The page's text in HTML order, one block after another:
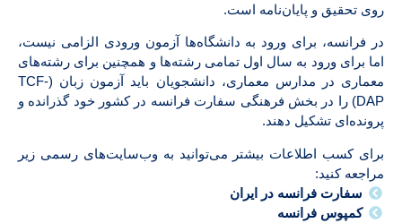
روی تحقیق و پایان‌نامه است.
در فرانسه، برای ورود به دانشگاه‌ها آزمون ورودی الزامی نیست،
اما برای ورود به سال اول تمامی رشته‌ها و همچنین برای رشته‌های
معماری در مدارس معماری، دانشجویان باید آزمون زبان (TCF-
DAP) را در بخش فرهنگی سفارت فرانسه در کشور خود گذرانده و
پرونده‌ای تشکیل دهند.
برای کسب اطلاعات بیشتر می‌توانید به وب‌سایت‌های رسمی زیر
مراجعه کنید:
سفارت فرانسه در ایران
کمپوس فرانسه